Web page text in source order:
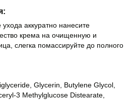
аккуратно нанесите
крема на очищенную и
слегка помассируйте до полного
Glycerin, Butylene Glycol,
3 Methylglucose Distearate,